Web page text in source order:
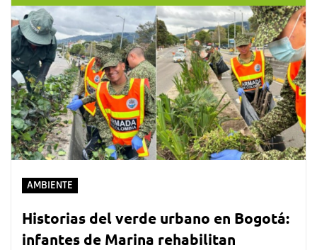
AMBIENTE
Historias del verde urbano en Bogotá:
infantes de Marina rehabilitan